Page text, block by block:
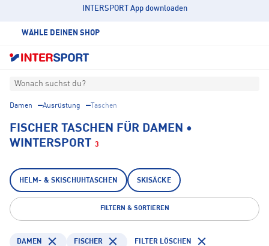
INTERSPORT App downloaden
WÄHLE DEINEN SHOP
Wonach suchst du?
Damen Ausrüstung Taschen
FISCHER TASCHEN FÜR DAMEN •
WINTERSPORT
3
HELM- & SKISCHUHTASCHEN SKISÄCKE
FILTERN & SORTIEREN
DAMEN FISCHER FILTER LÖSCHEN